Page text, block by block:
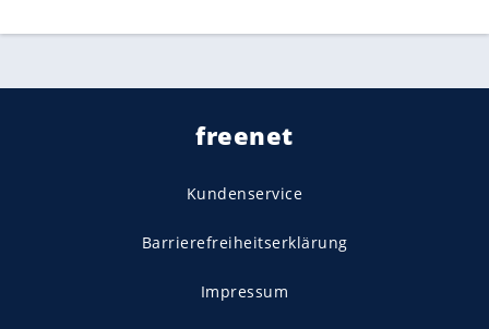
freenet
Kundenservice
Barrierefreiheitserklärung
Impressum